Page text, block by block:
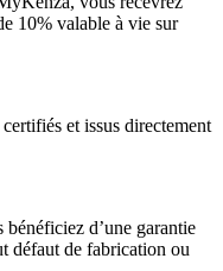
10% valable à vie sur
et issus directement
d’une garantie
défaut de fabrication ou